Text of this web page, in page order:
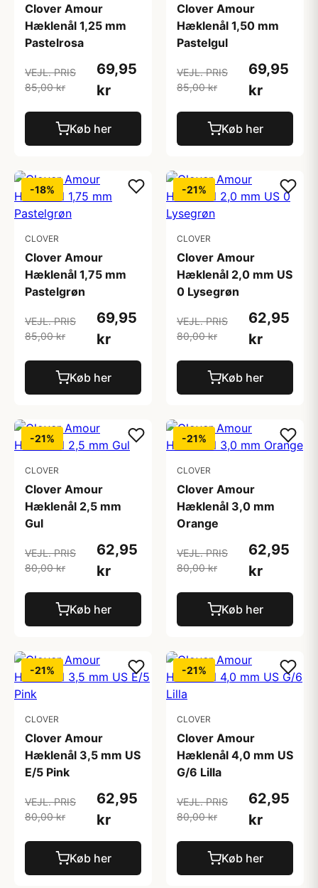
Clover Amour
Hæklenål 1,25 mm
Pastelrosa
VEJL. PRIS
85,00 kr
69,95
kr
Køb her
Clover Amour
Hæklenål 1,50 mm
Pastelgul
VEJL. PRIS
85,00 kr
69,95
kr
Køb her
-18%
CLOVER
Clover Amour
Hæklenål 1,75 mm
Pastelgrøn
VEJL. PRIS
85,00 kr
69,95
kr
Køb her
-21%
CLOVER
Clover Amour
Hæklenål 2,0 mm US
0 Lysegrøn
VEJL. PRIS
80,00 kr
62,95
kr
Køb her
-21%
CLOVER
Clover Amour
Hæklenål 2,5 mm
Gul
VEJL. PRIS
80,00 kr
62,95
kr
Køb her
-21%
CLOVER
Clover Amour
Hæklenål 3,0 mm
Orange
VEJL. PRIS
80,00 kr
62,95
kr
Køb her
-21%
CLOVER
Clover Amour
Hæklenål 3,5 mm US
E/5 Pink
VEJL. PRIS
80,00 kr
62,95
kr
Køb her
-21%
CLOVER
Clover Amour
Hæklenål 4,0 mm US
G/6 Lilla
VEJL. PRIS
80,00 kr
62,95
kr
Køb her